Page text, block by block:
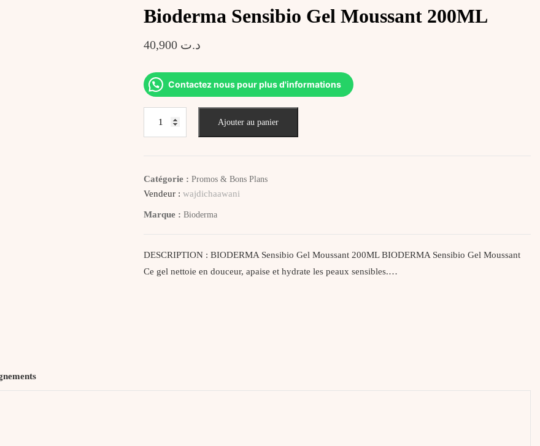
Bioderma Sensibio Gel Moussant 200ML
د.ت
Contactez nous pour plus d'informations
Moussant
Ajouter au panier
Catégorie :Promos & Bons Plans
Vendeur :wajdichaawani
Marque :Bioderma
DESCRIPTION : BIODERMA Sensibio Gel Moussant 200ML BIODERMA Sensibio Gel Moussant
Ce gel nettoie en douceur, apaise et hydrate les peaux sensibles.…